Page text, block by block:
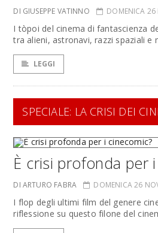
DI GIUSEPPE VATINNO DOMENICA 26
I tòpoi del cinema di fantascienza
tra alieni, astronavi, razzi spaziali
LEGGI
SPECIALE: LA CRISI DEI
È crisi profonda per
DI ARTURO FABRA DOMENICA 26
I flop degli ultimi film del genere
riflessione su questo filone del